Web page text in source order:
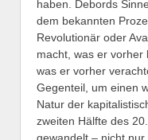
haben. Debords
dem bekannten
Revolutionär oder
macht, was er vorher
was er vorher
Gegenteil, um einen
Natur der
zweiten Hälfte des